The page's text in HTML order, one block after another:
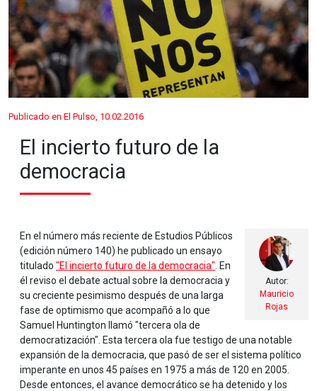
Publicado en El Pulso, 10.02.2016
El incierto futuro de la
democracia
Autor:
Mauricio
Rojas
En el número más reciente de Estudios Públicos
(edición número 140) he publicado un ensayo
titulado "El incierto futuro de la democracia" . En
él reviso el debate actual sobre la democracia y
su creciente pesimismo después de una larga
fase de optimismo que acompañó a lo que
Samuel Huntington llamó "tercera ola de
democratización". Esta tercera ola fue testigo de una notable
expansión de la democracia, que pasó de ser el sistema político
imperante en unos 45 países en 1975 a más de 120 en 2005.
Desde entonces, el avance democrático se ha detenido y los